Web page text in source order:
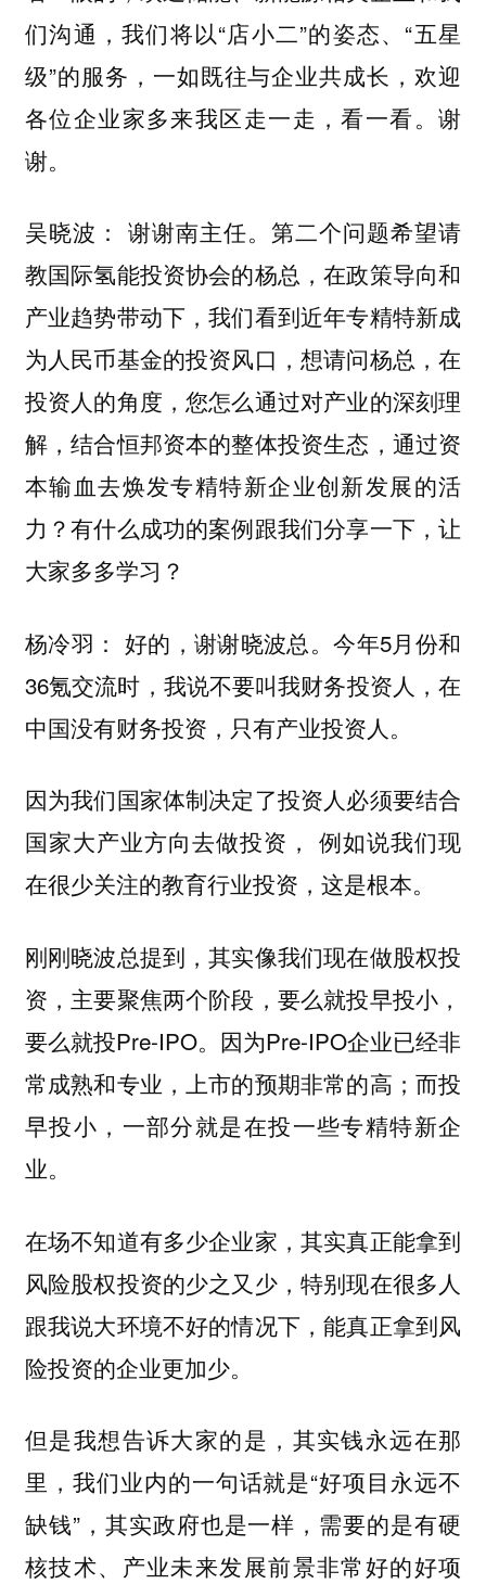
们沟通，我们将以“店小二”的姿态、“五星
级”的服务，一如既往与企业共成长，欢迎
各位企业家多来我区走一走，看一看。谢
谢。
吴晓波： 谢谢南主任。第二个问题希望请
教国际氢能投资协会的杨总，在政策导向和
产业趋势带动下，我们看到近年专精特新成
为人民币基金的投资风口，想请问杨总，在
投资人的角度，您怎么通过对产业的深刻理
解，结合恒邦资本的整体投资生态，通过资
本输血去焕发专精特新企业创新发展的活
力？有什么成功的案例跟我们分享一下，让
大家多多学习？
杨冷羽： 好的，谢谢晓波总。今年5月份和
36氪交流时，我说不要叫我财务投资人，在
中国没有财务投资，只有产业投资人。
因为我们国家体制决定了投资人必须要结合
国家大产业方向去做投资， 例如说我们现
在很少关注的教育行业投资，这是根本。
刚刚晓波总提到，其实像我们现在做股权投
资，主要聚焦两个阶段，要么就投早投小，
要么就投Pre-IPO。因为Pre-IPO企业已经非
常成熟和专业，上市的预期非常的高；而投
早投小，一部分就是在投一些专精特新企
业。
在场不知道有多少企业家，其实真正能拿到
风险股权投资的少之又少，特别现在很多人
跟我说大环境不好的情况下，能真正拿到风
险投资的企业更加少。
但是我想告诉大家的是，其实钱永远在那
里，我们业内的一句话就是“好项目永远不
缺钱”，其实政府也是一样，需要的是有硬
核技术、产业未来发展前景非常好的好项